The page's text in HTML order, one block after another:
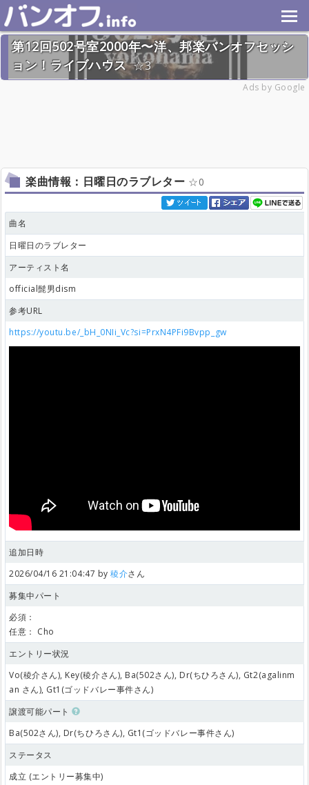
第12回502号室2000年〜洋、邦楽バンオフセッシ
ョン！ライブハウス
3
Ads by Google
楽曲情報：日曜日のラブレター 0
曲名
日曜日のラブレター
アーティスト名
official髭男dism
参考URL
https://youtu.be/_bH_0NIi_Vc?si=PrxN4PFi9Bvpp_gw
追加日時
2026/04/16 21:04:47 by稜介さん
募集中パート
必須：
任意： Cho
エントリー状況
Vo(稜介さん), Key(稜介さん), Ba(502さん), Dr(ちひろさん), Gt2(agalinm
an さん), Gt1(ゴッドバレー事件さん)
譲渡可能パート
Ba(502さん), Dr(ちひろさん), Gt1(ゴッドバレー事件さん)
ステータス
成立 (エントリー募集中)